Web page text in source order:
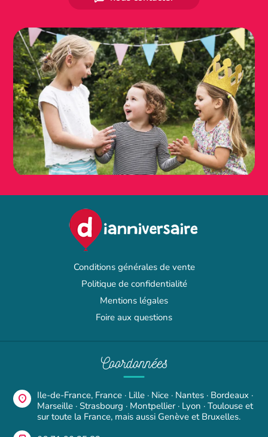
Conditions générales de vente
Politique de confidentialité
Mentions légales
Foire aux questions
Coordonnées
Ile-de-France, France · Lille · Nice · Nantes · Bordeaux ·
Marseille · Strasbourg · Montpellier · Lyon · Toulouse et
sur toute la France, mais aussi Genève et Bruxelles.